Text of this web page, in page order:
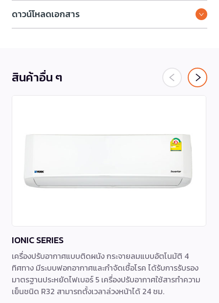
ดาวน์โหลดเอกสาร
สินค้าอื่น ๆ
IONIC SERIES
เครื่องปรับอากาศแบบติดผนัง กระจายลมแบบอัตโนมัติ 4
ทิศทาง มีระบบฟอกอากาศและกำจัดเชื้อโรค ได้รับการรับรอง
มาตรฐานประหยัดไฟเบอร์ 5 เครื่องปรับอากาศใช้สารทำความ
เย็นชนิด R32 สามารถตั้งเวลาล่วงหน้าได้ 24 ชม.